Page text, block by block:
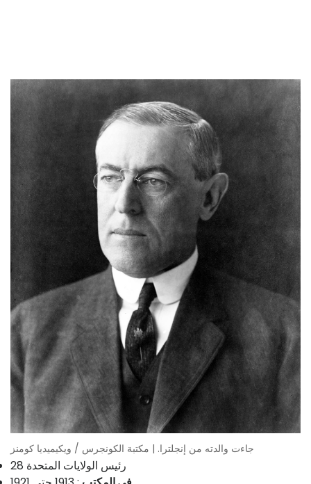
جاءت والدته من إنجلترا. | مكتبة الكونجرس / ويكيميديا ​​كومنز
28 رئيس الولايات المتحدة